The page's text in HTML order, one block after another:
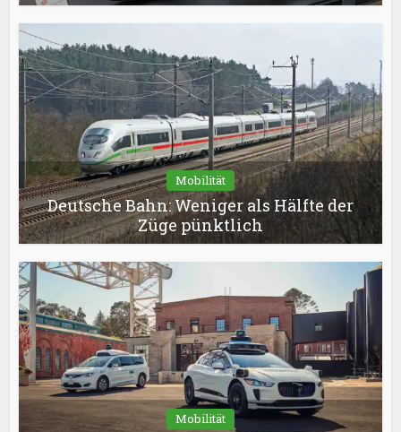
Mobilität
Deutsche Bahn: Weniger als Hälfte der
Züge pünktlich
Mobilität